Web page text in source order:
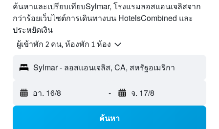
ค้นหาและเปรียบเทียบSylmar, โรงแรมลอสแอนเจลิสจาก
กว่าร้อยเว็บไซต์การเดินทางบน HotelsCombined และ
ประหยัดเงิน
ผู้เข้าพัก 2 คน, ห้องพัก 1 ห้อง
Sylmar - ลอสแอนเจลิส, CA, สหรัฐอเมริกา
อา. 16/8 - จ. 17/8
ค้นหา